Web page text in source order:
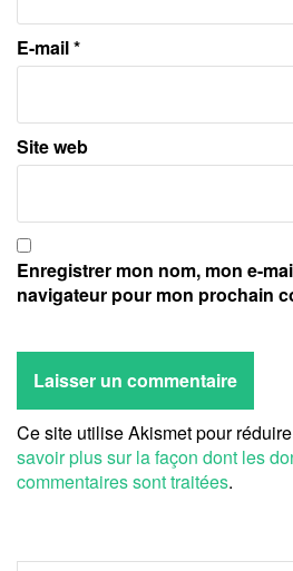
E-mail*
Site web
Enregistrer mon nom, mon e-
navigateur pour mon prochain
Ce site utilise Akismet pour
savoir plus sur la façon dont les
commentaires sont traitées.